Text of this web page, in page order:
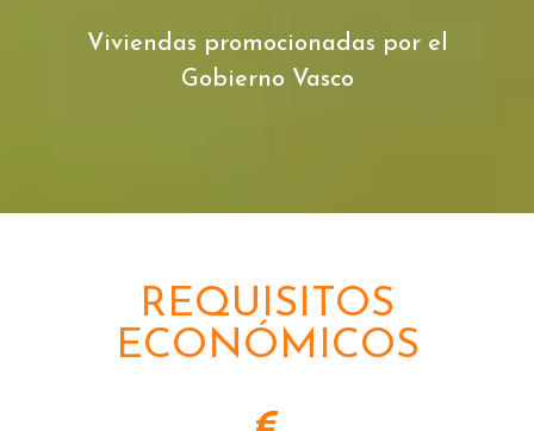
Viviendas promocionadas por el
Gobierno Vasco
REQUISITOS
ECONÓMICOS